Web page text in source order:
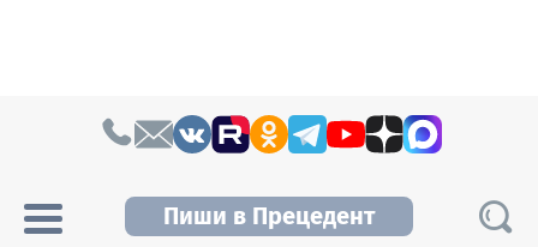
Пиши в Прецедент